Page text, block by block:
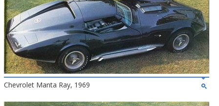
Chevrolet Manta Ray, 1969